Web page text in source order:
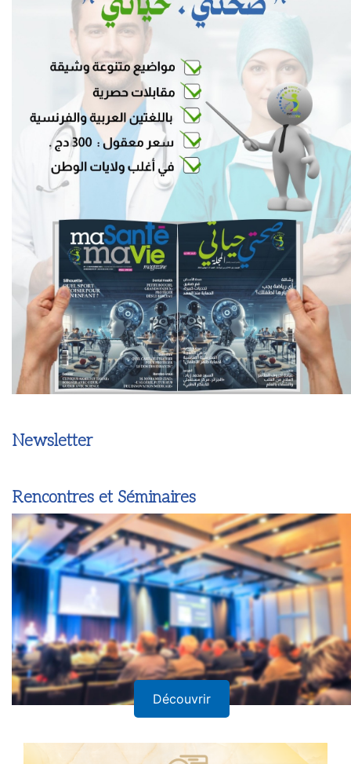
Newsletter
Rencontres et Séminaires
Découvrir